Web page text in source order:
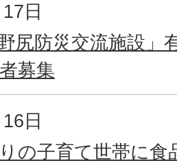
日
野尻防災交流施設
募集
日
の子育て世帯に食